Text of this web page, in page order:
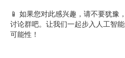
📱 如果您对此感兴趣，请不要犹豫
讨论群吧。让我们一起步入人工智
可能性！